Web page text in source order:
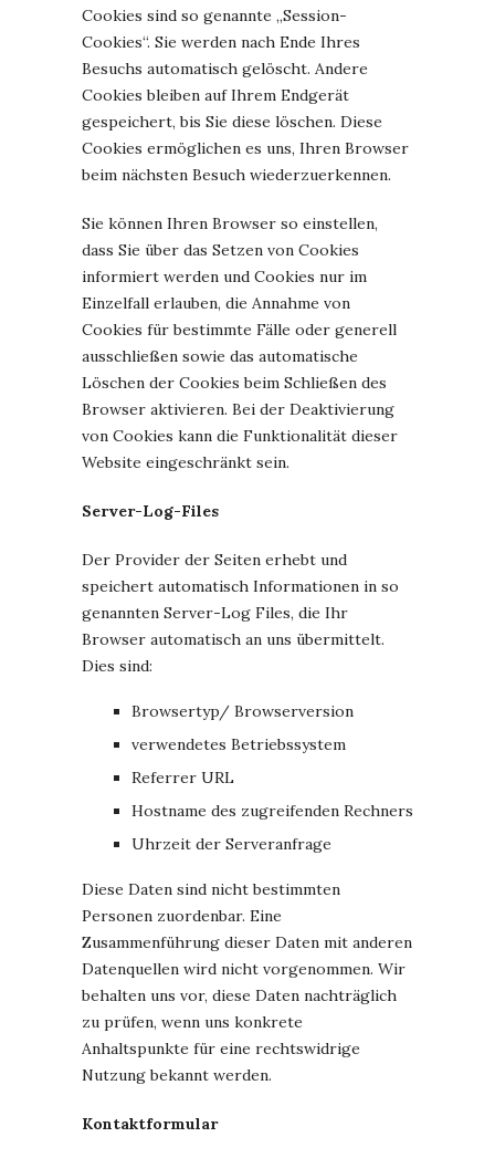
Cookies sind so genannte „Session-
Cookies“. Sie werden nach Ende Ihres
Besuchs automatisch gelöscht. Andere
Cookies bleiben auf Ihrem Endgerät
gespeichert, bis Sie diese löschen. Diese
Cookies ermöglichen es uns, Ihren Browser
beim nächsten Besuch wiederzuerkennen.
Sie können Ihren Browser so einstellen,
dass Sie über das Setzen von Cookies
informiert werden und Cookies nur im
Einzelfall erlauben, die Annahme von
Cookies für bestimmte Fälle oder generell
ausschließen sowie das automatische
Löschen der Cookies beim Schließen des
Browser aktivieren. Bei der Deaktivierung
von Cookies kann die Funktionalität dieser
Website eingeschränkt sein.
Server-Log-Files
Der Provider der Seiten erhebt und
speichert automatisch Informationen in so
genannten Server-Log Files, die Ihr
Browser automatisch an uns übermittelt.
Dies sind:
Browsertyp/ Browserversion
verwendetes Betriebssystem
Referrer URL
Hostname des zugreifenden Rechners
Uhrzeit der Serveranfrage
Diese Daten sind nicht bestimmten
Personen zuordenbar. Eine
Zusammenführung dieser Daten mit anderen
Datenquellen wird nicht vorgenommen. Wir
behalten uns vor, diese Daten nachträglich
zu prüfen, wenn uns konkrete
Anhaltspunkte für eine rechtswidrige
Nutzung bekannt werden.
Kontaktformular